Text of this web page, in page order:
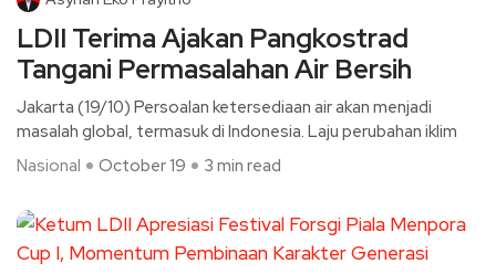
LDII Terima Ajakan Pangkostrad
Tangani Permasalahan Air Bersih
Jakarta (19/10) Persoalan ketersediaan air akan menjadi
masalah global, termasuk di Indonesia. Laju perubahan iklim
Nasional
October 19 3 min read